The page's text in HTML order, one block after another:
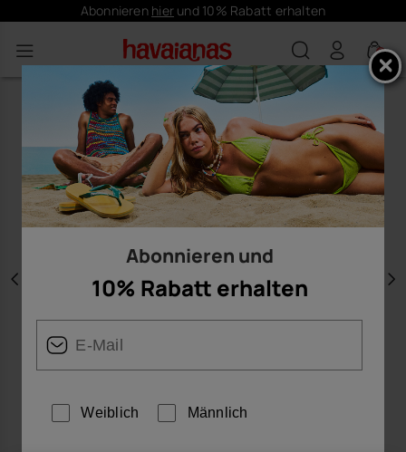
Abonnierenhierund 10% Rabatt erhalten
0
Vorherige
Abonnieren und
10% Rabatt erhalten
Weiblich Männlich